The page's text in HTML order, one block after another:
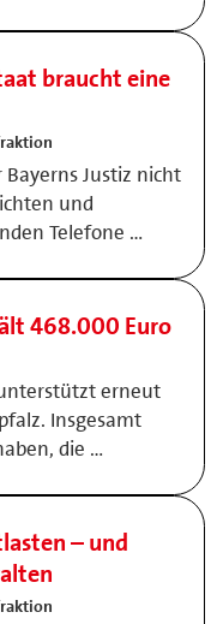
braucht eine
Justiz nicht
und
Telefone …
468.000 Euro
erneut
Insgesamt
die …
– und